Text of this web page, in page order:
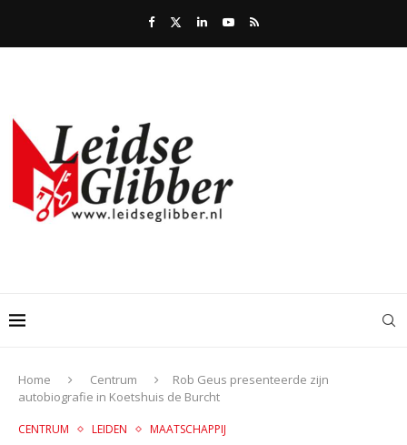
Home Centrum
Rob Geus presenteerde zijn
autobiografie in Koetshuis de Burcht
CENTRUM LEIDEN MAATSCHAPPIJ